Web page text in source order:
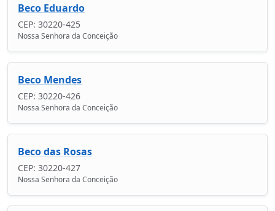
Beco Eduardo
CEP: 30220-425
Nossa Senhora da Conceição
Beco Mendes
CEP: 30220-426
Nossa Senhora da Conceição
Beco das Rosas
CEP: 30220-427
Nossa Senhora da Conceição